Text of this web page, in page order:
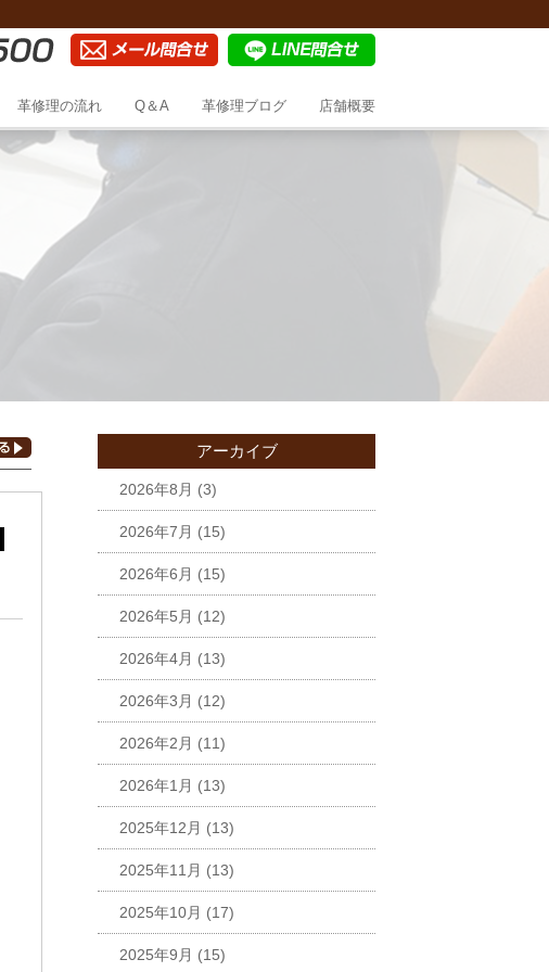
革修理の流れ Q＆A 革修理ブログ 店舗概要
アーカイブ
2026年8月 (3)
2026年7月 (15)
2026年6月 (15)
2026年5月 (12)
2026年4月 (13)
2026年3月 (12)
2026年2月 (11)
2026年1月 (13)
2025年12月 (13)
2025年11月 (13)
2025年10月 (17)
2025年9月 (15)